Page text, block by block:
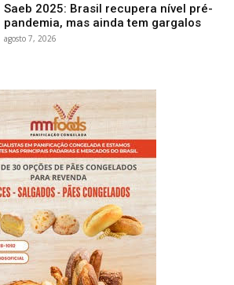
Saeb 2025: Brasil recupera nível pré-
pandemia, mas ainda tem gargalos
agosto 7, 2026